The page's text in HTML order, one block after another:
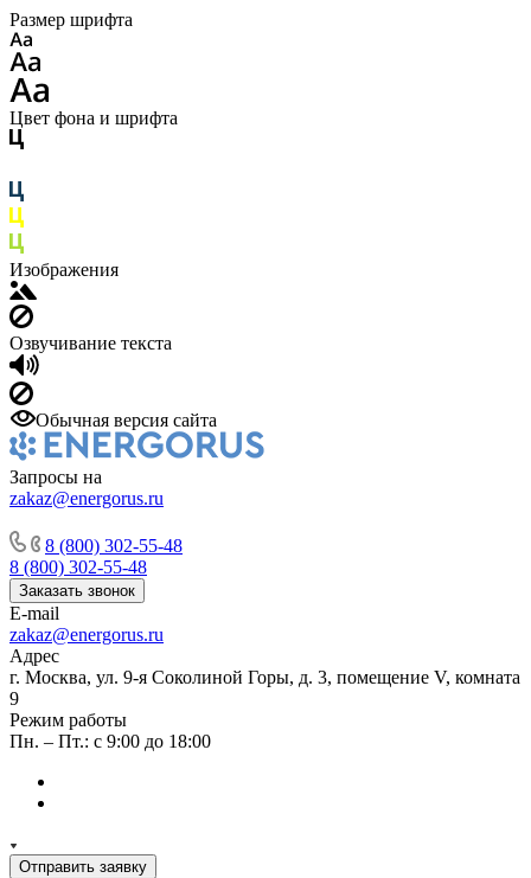
Размер шрифта
Цвет фона и шрифта
Изображения
Озвучивание текста
Обычная версия сайта
Запросы на
zakaz@energorus.ru
8 (800) 302-55-48
8 (800) 302-55-48
Заказать звонок
E-mail
zakaz@energorus.ru
Адрес
г. Москва, ул. 9-я Соколиной Горы, д. 3, помещение V, комната
9
Режим работы
Пн. – Пт.: с 9:00 до 18:00
Отправить заявку